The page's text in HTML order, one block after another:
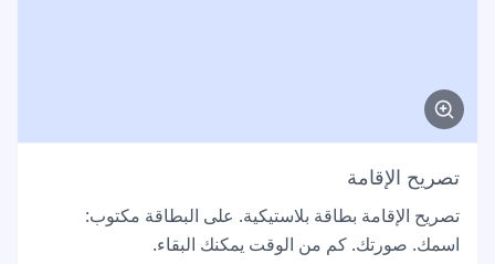
تصريح الإقامة
تصريح الإقامة بطاقة بلاستيكية. على البطاقة مكتوب:
اسمك. صورتك. كم من الوقت يمكنك البقاء.